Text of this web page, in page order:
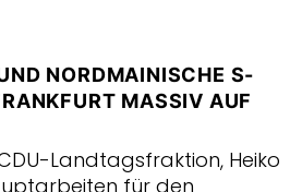
NORDMAINISCHE S-
MASSIV AUF
Landtagsfraktion, Heiko
für den